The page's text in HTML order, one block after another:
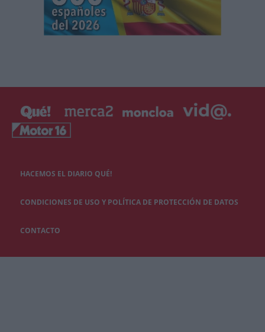
HACEMOS EL DIARIO QUÉ!
CONDICIONES DE USO Y POLÍTICA DE PROTECCIÓN DE DATOS
CONTACTO